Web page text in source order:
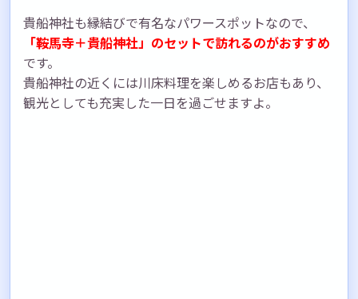
貴船神社も縁結びで有名なパワースポットなので、
「鞍馬寺＋貴船神社」のセットで訪れるのがおすすめ
です。
貴船神社の近くには川床料理を楽しめるお店もあり、
観光としても充実した一日を過ごせますよ。